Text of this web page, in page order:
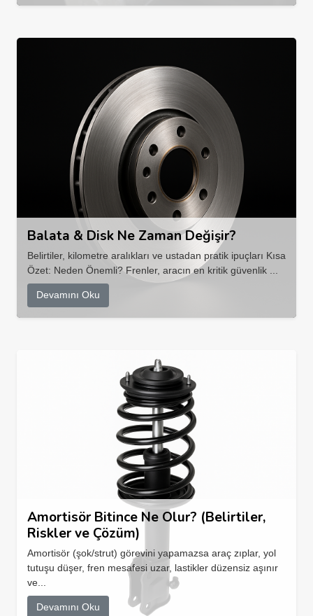
Balata & Disk Ne Zaman Değişir?
Belirtiler, kilometre aralıkları ve ustadan pratik ipuçları Kısa
Özet: Neden Önemli? Frenler, aracın en kritik güvenlik ...
Devamını Oku
Amortisör Bitince Ne Olur? (Belirtiler,
Riskler ve Çözüm)
Amortisör (şok/strut) görevini yapamazsa araç zıplar, yol
tutuşu düşer, fren mesafesi uzar, lastikler düzensiz aşınır
ve...
Devamını Oku